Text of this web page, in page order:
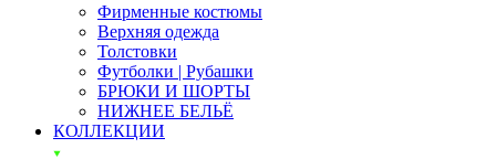
Фирменные костюмы
Верхняя одежда
Толстовки
Футболки | Рубашки
БРЮКИ И ШОРТЫ
НИЖНЕЕ БЕЛЬЁ
КОЛЛЕКЦИИ